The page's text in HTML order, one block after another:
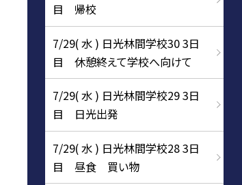
目 帰校
7/29( 水 ) 日光林間学校30 3日
目 休憩終えて学校へ向けて
7/29( 水 ) 日光林間学校29 3日
目 日光出発
7/29( 水 ) 日光林間学校28 3日
目 昼食 買い物